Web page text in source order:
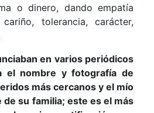
o dinero, dando empatía
tolerancia, carácter,
en varios periódicos
el nombre y fotografía de
más cercanos y el mío
de su familia; este es el más